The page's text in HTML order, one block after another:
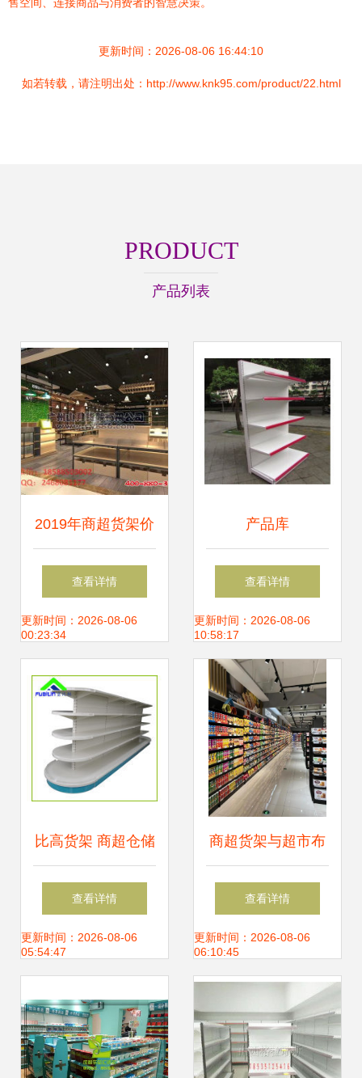
更新时间：2026-08-06 16:44:10
如若转载，请注明出处：http://www.knk95.com/product/22.html
PRODUCT
产品列表
2019年商超货架价
格与最新报价分析
机械网第7页深度
查看详情
更新时间：2026-08-06
00:23:34
产品库
查看详情
更新时间：2026-08-06
10:58:17
比高货架 商超仓储
主力，空间与效率
的双重提升
查看详情
更新时间：2026-08-06
05:54:47
商超货架与超市布
局设计 如何打造高
效陈列空间
查看详情
更新时间：2026-08-06
06:10:45